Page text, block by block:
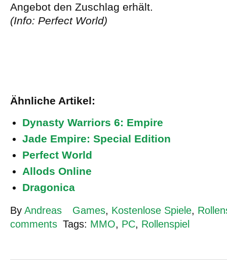
Angebot den Zuschlag erhält.
(Info: Perfect World)
Ähnliche Artikel:
Dynasty Warriors 6: Empire
Jade Empire: Special Edition
Perfect World
Allods Online
Dragonica
By Andreas Games, Kostenlose Spiele,
comments Tags: MMO, PC, Rollenspiel